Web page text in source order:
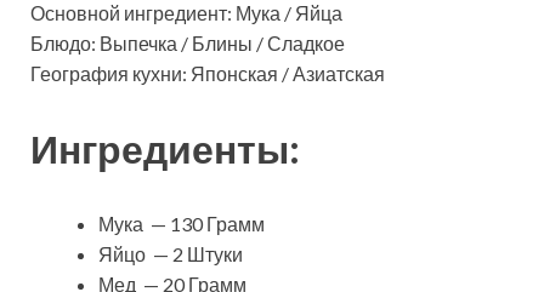
Основной ингредиент: Мука / Яйца
Блюдо: Выпечка / Блины / Сладкое
География кухни: Японская / Азиатская
Ингредиенты:
Мука — 130 Грамм
Яйцо — 2 Штуки
Мед — 20 Грамм